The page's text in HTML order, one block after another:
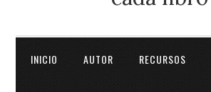
INICIO AUTOR RECURSOS